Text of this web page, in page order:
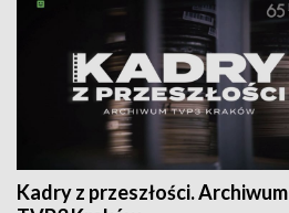
Kadry z przeszłości. Archiwum